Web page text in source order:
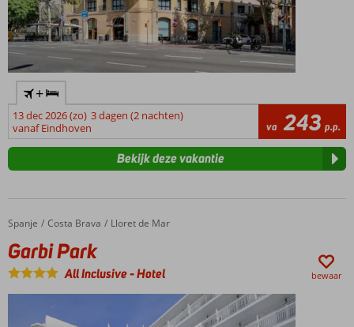
+
13 dec 2026 (zo) 3 dagen (2 nachten)
vanaf Eindhoven
va 243 p.p.
Bekijk deze vakantie
Home
Spanje Costa Brava Lloret de Mar
Garbi Park
Garbi Park
All Inclusive-Hotel bewaar